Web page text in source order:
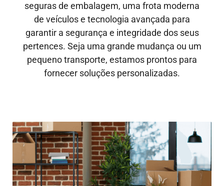
seguras de embalagem, uma frota moderna
de veículos e tecnologia avançada para
garantir a segurança e integridade dos seus
pertences. Seja uma grande mudança ou um
pequeno transporte, estamos prontos para
fornecer soluções personalizadas.